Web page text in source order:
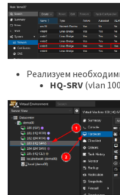
Реализуем
HQ-SRV(vlan